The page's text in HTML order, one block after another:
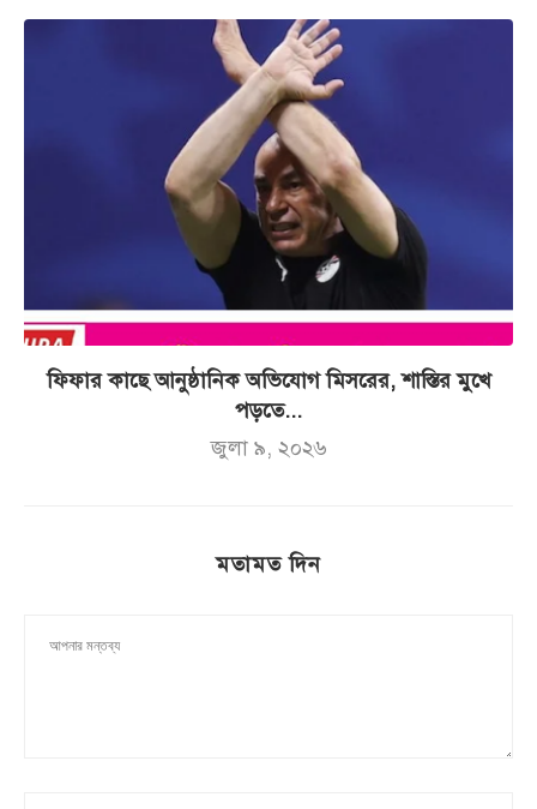
ফিফার কাছে আনুষ্ঠানিক অভিযোগ মিসরের, শাস্তির মুখে
পড়তে...
জুলা ৯, ২০২৬
মতামত দিন